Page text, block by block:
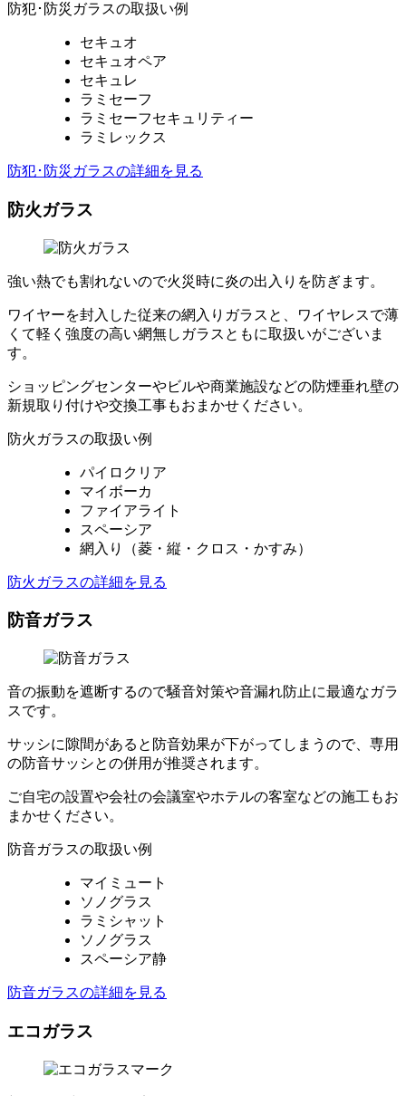
防犯･防災ガラスの取扱い例
セキュオ
セキュオペア
セキュレ
ラミセーフ
ラミセーフセキュリティー
ラミレックス
防犯･防災ガラスの詳細を見る
防火ガラス
強い熱でも割れないので火災時に炎の出入りを防ぎます。
ワイヤーを封入した従来の網入りガラスと、ワイヤレスで薄
くて軽く強度の高い網無しガラスともに取扱いがございま
す。
ショッピングセンターやビルや商業施設などの防煙垂れ壁の
新規取り付けや交換工事もおまかせください。
防火ガラスの取扱い例
パイロクリア
マイボーカ
ファイアライト
スペーシア
網入り（菱・縦・クロス・かすみ）
防火ガラスの詳細を見る
防音ガラス
音の振動を遮断するので騒音対策や音漏れ防止に最適なガラ
スです。
サッシに隙間があると防音効果が下がってしまうので、専用
の防音サッシとの併用が推奨されます。
ご自宅の設置や会社の会議室やホテルの客室などの施工もお
まかせください。
防音ガラスの取扱い例
マイミュート
ソノグラス
ラミシャット
ソノグラス
スペーシア静
防音ガラスの詳細を見る
エコガラス